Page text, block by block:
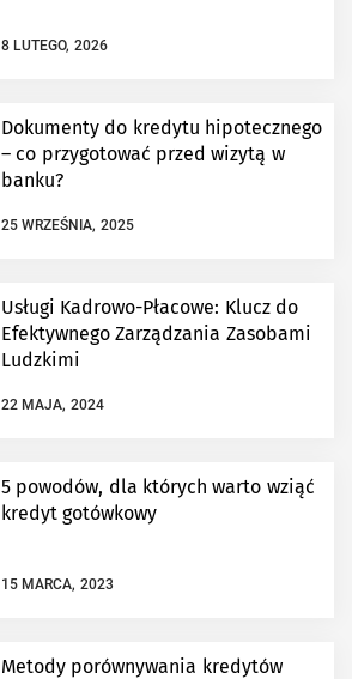
8 LUTEGO, 2026
Dokumenty do kredytu hipotecznego
– co przygotować przed wizytą w
banku?
25 WRZEŚNIA, 2025
Usługi Kadrowo-Płacowe: Klucz do
Efektywnego Zarządzania Zasobami
Ludzkimi
22 MAJA, 2024
5 powodów, dla których warto wziąć
kredyt gotówkowy
15 MARCA, 2023
Metody porównywania kredytów